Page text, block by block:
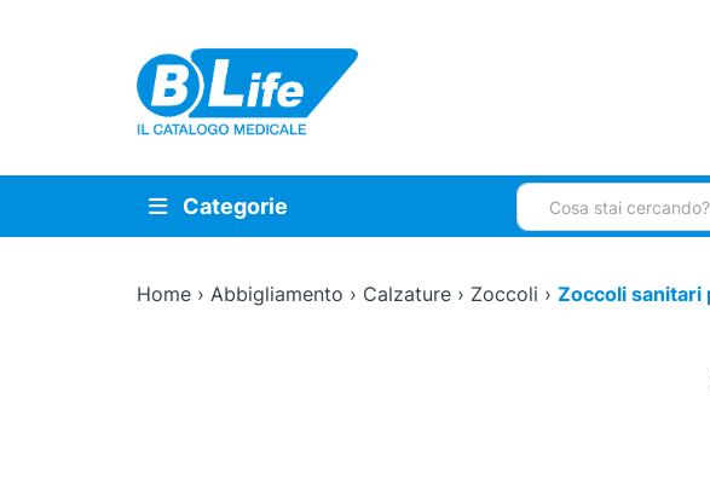
Vai al contenuto principale
Categorie Cerca:
Home› Abbigliamento › Calzature› Zoccoli › Zoccoli sanitari